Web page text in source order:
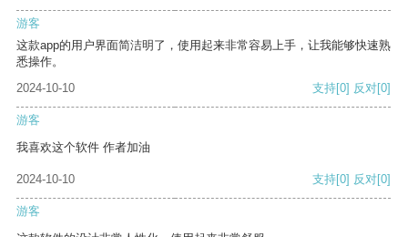
游客
这款app的用户界面简洁明了，使用起来非常容易上手，让我能够快速熟
悉操作。
2024-10-10
支持[0] 反对[0]
游客
我喜欢这个软件 作者加油
2024-10-10 支持[0] 反对[0]
游客